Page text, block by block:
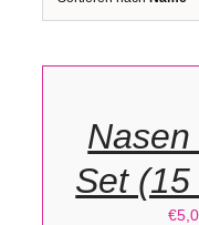
IN
DETAILS
Set
€